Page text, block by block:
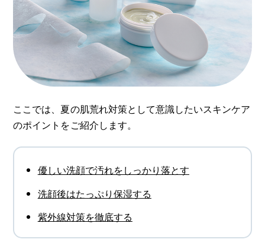
ここでは、夏の肌荒れ対策として意識したいスキンケア
のポイントをご紹介します。
優しい洗顔で汚れをしっかり落とす
洗顔後はたっぷり保湿する
紫外線対策を徹底する